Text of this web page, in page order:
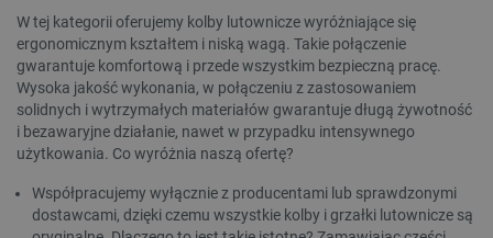
W tej kategorii oferujemy kolby lutownicze wyróżniające się
ergonomicznym kształtem i niską wagą. Takie połączenie
gwarantuje komfortową i przede wszystkim bezpieczną pracę.
Wysoka jakość wykonania, w połączeniu z zastosowaniem
solidnych i wytrzymałych materiałów gwarantuje długą żywotność
i bezawaryjne działanie, nawet w przypadku intensywnego
użytkowania. Co wyróżnia naszą ofertę?
Współpracujemy wyłącznie z producentami lub sprawdzonymi
dostawcami, dzięki czemu wszystkie kolby i grzałki lutownicze są